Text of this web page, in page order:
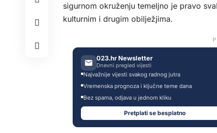
sigurnom okruženju temeljno je pravo
kulturnim i drugim obilježjima.
023.hr Newsletter
Dnevni pregled vijesti
Najvažnije vijesti svakog radnog jutra
Vremenska prognoza i ključne teme dana
Bez spama, odjava u jednom kliku
Pretplati se besplatno